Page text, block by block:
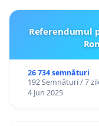
Referendumul
26 734 semnături
192 Semnături / 7
4 Jun 2025